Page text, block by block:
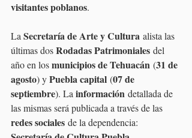
visitantes poblanos.
La Secretaría de Arte y Cultura alista las
últimas dos Rodadas Patrimoniales del
año en los municipios de Tehuacán (31 de
agosto) y Puebla capital (07 de
septiembre). La información detallada de
las mismas será publicada a través de las
redes sociales de la dependencia: